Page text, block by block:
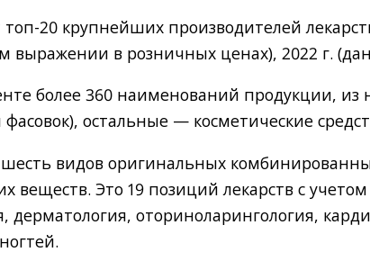
топ-20 крупнейших производителей
выражении в розничных ценах), 2022 г.
более 360 наименований продукции,
фасовок), остальные — косметические
видов оригинальных
веществ. Это 19 позиций лекарств с
дерматология, оториноларингология,